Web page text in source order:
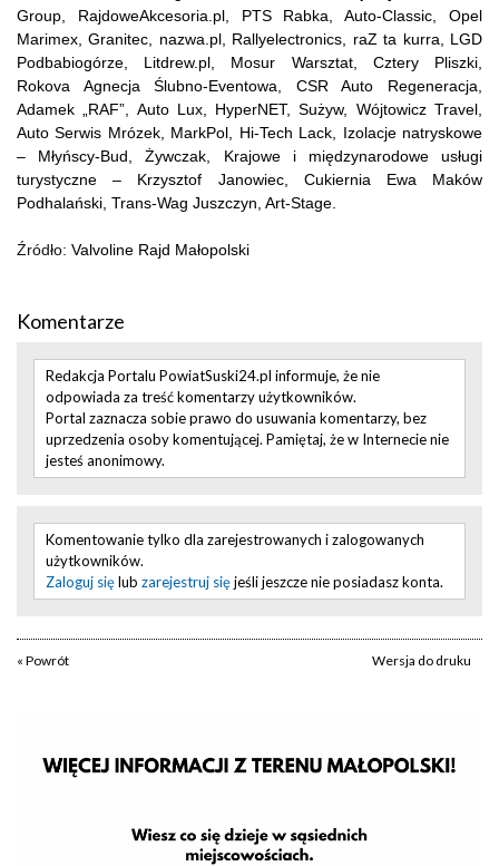
Group, RajdoweAkcesoria.pl, PTS Rabka, Auto-Classic, Opel
Marimex, Granitec, nazwa.pl, Rallyelectronics, raZ ta kurra, LGD
Podbabiogórze, Litdrew.pl, Mosur Warsztat, Cztery Pliszki,
Rokova Agnecja Ślubno-Eventowa, CSR Auto Regeneracja,
Adamek „RAF”, Auto Lux, HyperNET, Sużyw, Wójtowicz Travel,
Auto Serwis Mrózek, MarkPol, Hi-Tech Lack, Izolacje natryskowe
– Młyńscy-Bud, Żywczak, Krajowe i międzynarodowe usługi
turystyczne – Krzysztof Janowiec, Cukiernia Ewa Maków
Podhalański, Trans-Wag Juszczyn, Art-Stage.
Źródło: Valvoline Rajd Małopolski
Komentarze
Redakcja Portalu PowiatSuski24.pl informuje, że nie
odpowiada za treść komentarzy użytkowników.
Portal zaznacza sobie prawo do usuwania komentarzy, bez
uprzedzenia osoby komentującej. Pamiętaj, że w Internecie nie
jesteś anonimowy.
Komentowanie tylko dla zarejestrowanych i zalogowanych
użytkowników.
Zaloguj sięlub zarejestruj sięjeśli jeszcze nie posiadasz konta.
« Powrót Wersja do druku